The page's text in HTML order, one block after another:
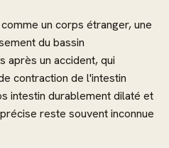
un corps étranger, une
du bassin
après un accident, qui
contraction de l'intestin
intestin durablement dilaté et
reste souvent inconnue